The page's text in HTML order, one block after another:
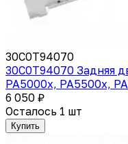
30C0T94070
30C0T94070 Задняя
PA5000x, PA5500x,
6 050 ₽
Осталось 1 шт
Купить